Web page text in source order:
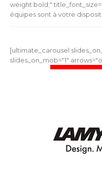
weight:bold;"
équipes sont à votre
[ultimate_carousel
slides_on_mob="1"